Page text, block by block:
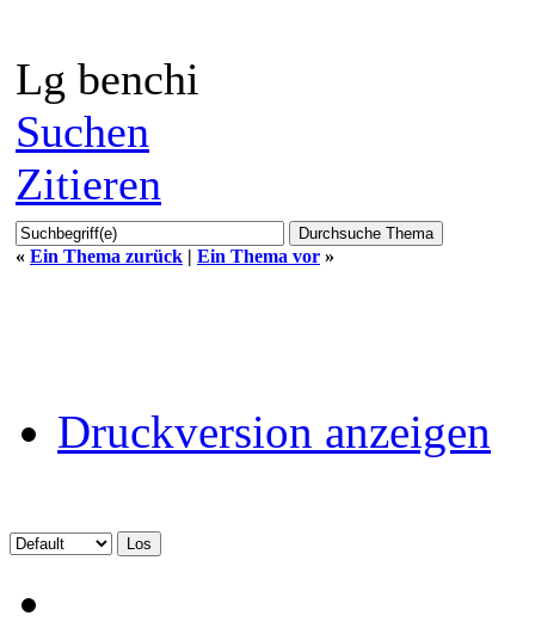
Lg benchi
Suchen
Zitieren
« Ein Thema zurück | Ein Thema vor »
Druckversion anzeigen